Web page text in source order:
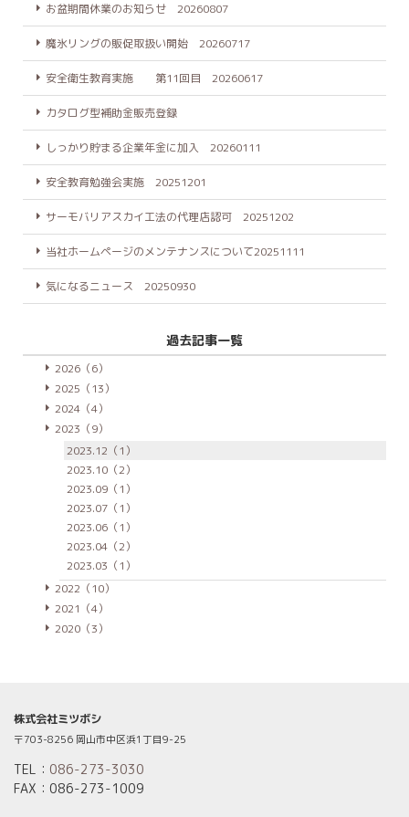
お盆期間休業のお知らせ 20260807
魔氷リングの販促取扱い開始 20260717
安全衛生教育実施 第11回目 20260617
カタログ型補助金販売登録
しっかり貯まる企業年金に加入 20260111
安全教育勉強会実施 20251201
サーモバリアスカイ工法の代理店認可 20251202
当社ホームページのメンテナンスについて20251111
気になるニュース 20250930
過去記事一覧
2026（6）
2025（13）
2024（4）
2023（9）
2023.12（1）
2023.10（2）
2023.09（1）
2023.07（1）
2023.06（1）
2023.04（2）
2023.03（1）
2022（10）
2021（4）
2020（3）
株式会社ミツボシ
〒703-8256 岡山市中区浜1丁目9-25
TEL： 086-273-3030
FAX：086-273-1009